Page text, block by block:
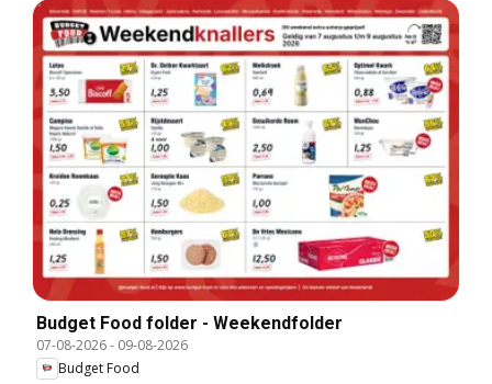
Budget Food folder - Weekendfolder
07-08-2026- 09-08-2026
Budget Food